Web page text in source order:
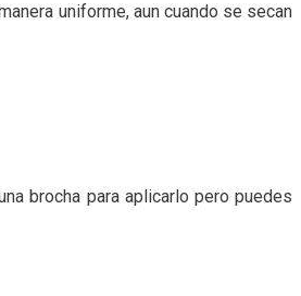
uniforme, aun cuando se secan
brocha para aplicarlo pero puedes